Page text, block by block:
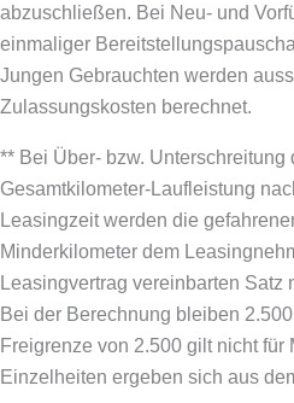
abzuschließen. Bei Neu- und
einmaliger
Jungen Gebrauchten werden
Zulassungskosten berechnet.
** Bei Über- bzw. Unterschreitung
Gesamtkilometer-Laufleistung
Leasingzeit werden die
Minderkilometer dem
Leasingvertrag vereinbarten Satz
Bei der Berechnung bleiben
Freigrenze von 2.500 gilt nicht für
Einzelheiten ergeben sich aus